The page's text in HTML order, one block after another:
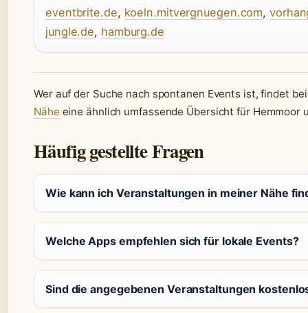
eventbrite.de, koeln.mitvergnuegen.com,
jungle.de, hamburg.de
Wer auf der Suche nach spontanen Events ist, findet
Nähe eine ähnlich umfassende Übersicht für Hemmoor
Häufig gestellte Fragen
Wie kann ich Veranstaltungen in meiner Nähe
Welche Apps empfehlen sich für lokale Events?
Sind die angegebenen Veranstaltungen